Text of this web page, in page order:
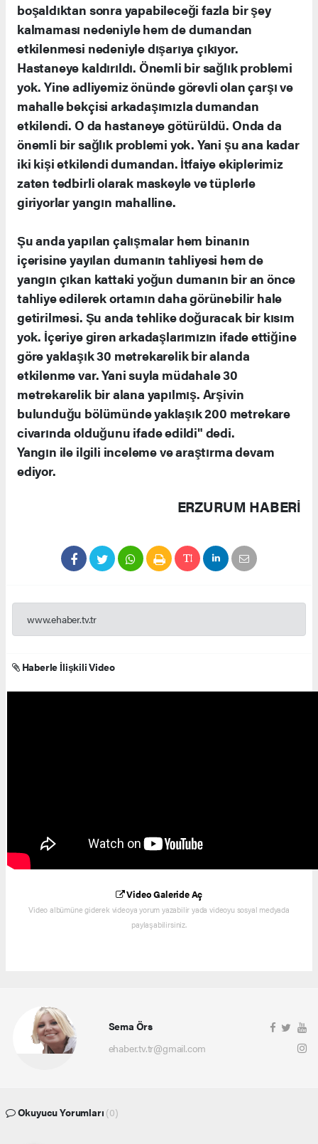
boşaldıktan sonra yapabileceği fazla bir şey
kalmaması nedeniyle hem de dumandan
etkilenmesi nedeniyle dışarıya çıkıyor.
Hastaneye kaldırıldı. Önemli bir sağlık problemi
yok. Yine adliyemiz önünde görevli olan çarşı ve
mahalle bekçisi arkadaşımızla dumandan
etkilendi. O da hastaneye götürüldü. Onda da
önemli bir sağlık problemi yok. Yani şu ana kadar
iki kişi etkilendi dumandan. İtfaiye ekiplerimiz
zaten tedbirli olarak maskeyle ve tüplerle
giriyorlar yangın mahalline.
Şu anda yapılan çalışmalar hem binanın
içerisine yayılan dumanın tahliyesi hem de
yangın çıkan kattaki yoğun dumanın bir an önce
tahliye edilerek ortamın daha görünebilir hale
getirilmesi. Şu anda tehlike doğuracak bir kısım
yok. İçeriye giren arkadaşlarımızın ifade ettiğine
göre yaklaşık 30 metrekarelik bir alanda
etkilenme var. Yani suyla müdahale 30
metrekarelik bir alana yapılmış. Arşivin
bulunduğu bölümünde yaklaşık 200 metrekare
civarında olduğunu ifade edildi" dedi.
Yangın ile ilgili inceleme ve araştırma devam
ediyor.
ERZURUM HABERİ
www.ehaber.tv.tr
Haberle İlişkili Video
Video Galeride Aç
Video albümüne giderek videoya yorum yazabilir yada videoyu sosyal medyada
paylaşabilirsiniz.
Sema Örs
ehaber.tv.tr@gmail.com
Okuyucu Yorumları (0)